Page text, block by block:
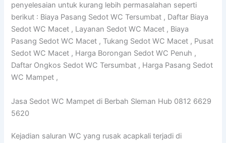
penyelesaian untuk kurang lebih permasalahan seperti
berikut : Biaya Pasang Sedot WC Tersumbat , Daftar Biaya
Sedot WC Macet , Layanan Sedot WC Macet , Biaya
Pasang Sedot WC Macet , Tukang Sedot WC Macet , Pusat
Sedot WC Macet , Harga Borongan Sedot WC Penuh ,
Daftar Ongkos Sedot WC Tersumbat , Harga Pasang Sedot
WC Mampet ,
Jasa Sedot WC Mampet di Berbah Sleman Hub 0812 6629
5620
Kejadian saluran WC yang rusak acapkali terjadi di